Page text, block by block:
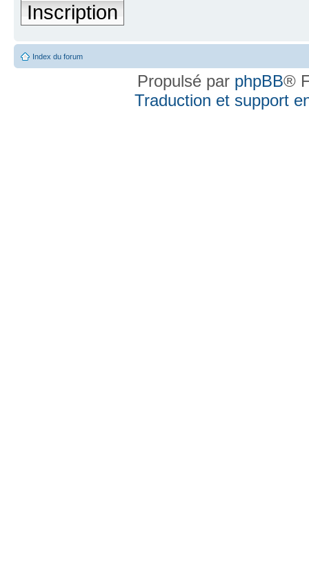
Inscription
Index du forum
Propulsé par phpBB®
Traduction et support